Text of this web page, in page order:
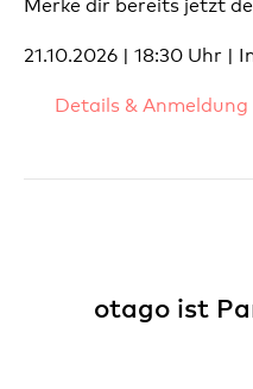
Merke dir bereits jetzt
21.10.2026 | 18:30 Uhr |
Details & Anmeldung
otago ist